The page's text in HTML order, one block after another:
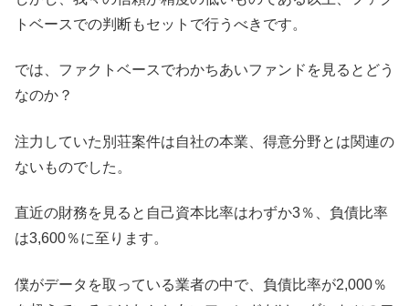
トベースでの判断もセットで行うべきです。
では、ファクトベースでわかちあいファンドを見るとどう
なのか？
注力していた別荘案件は自社の本業、得意分野とは関連の
ないものでした。
直近の財務を見ると自己資本比率はわずか3％、負債比率
は3,600％に至ります。
僕がデータを取っている業者の中で、負債比率が2,000％